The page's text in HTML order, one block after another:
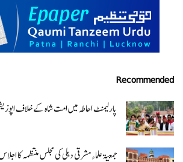
Recommended
پارلیمنٹ احاطہ میں امت شاہ کے خلاف
جمعیۃ علماء مشرقی دہلی کی مجلس منتظمہ کا